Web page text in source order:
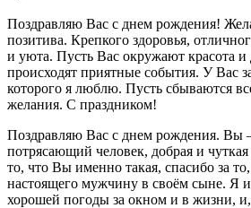
Поздравляю Вас с днем рождения!
позитива. Крепкого здоровья,
и уюта. Пусть Вас окружают красота и
происходят приятные события. У Вас
которого я люблю. Пусть сбываются
желания. С праздником!
Поздравляю Вас с днем рождения. Вы
потрясающий человек, добрая и
то, что Вы именно такая, спасибо за
настоящего мужчину в своём сыне. Я
хорошей погоды за окном и в жизни,